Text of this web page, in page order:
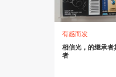
有感而发
相信光，的继承者
者